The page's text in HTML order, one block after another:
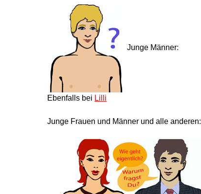
Junge Männer:
Ebenfalls bei Lilli
Junge Frauen und Männer und alle anderen: